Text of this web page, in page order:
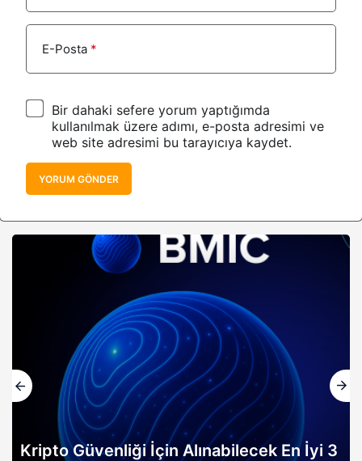
E-Posta *
Bir dahaki sefere yorum yaptığımda
kullanılmak üzere adımı, e-posta adresimi ve
web site adresimi bu tarayıcıya kaydet.
YORUM GÖNDER
Kripto Güvenliği İçin Alınabilecek En İyi 3